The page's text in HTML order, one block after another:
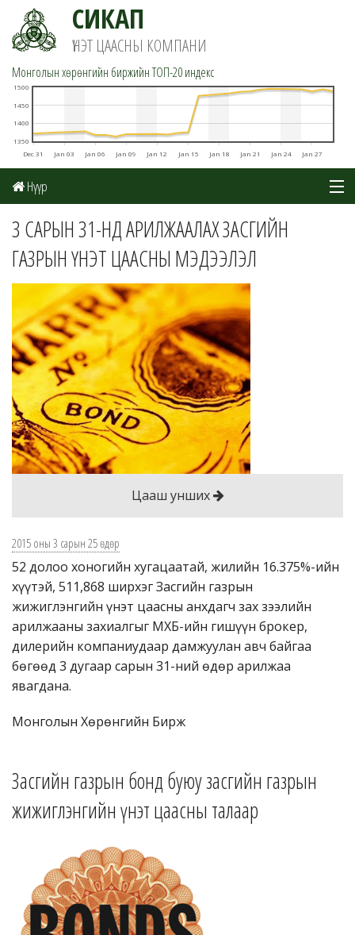
СИКАП
ҮНЭТ ЦААСНЫ КОМПАНИ
Монголын хөрөнгийн биржийн TOП-20 индекс
Dec 31 Jan 03 Jan 06 Jan 09 Jan 12 Jan 15 Jan 18 Jan 21 Jan 24 Jan 27
1350
1400
1450
1500
Нүүр
Мэдээ
Шинжилгээ
Цахим данс
Хувьцаат компаниуд
Зөвлөгөө
Данстай эсэхээ шалгах
Бидэнтэй холбогдох
Логин
English
日本語
3 САРЫН 31-НД АРИЛЖААЛАХ ЗАСГИЙН
ГАЗРЫН ҮНЭТ ЦААСНЫ МЭДЭЭЛЭЛ
Цааш унших
2015 оны 3 сарын 25 өдөр
52 долоо хоногийн хугацаатай, жилийн 16.375%-ийн
хүүтэй, 511,868 ширхэг Засгийн газрын
жижиглэнгийн үнэт цаасны анхдагч зах зээлийн
арилжааны захиалгыг МХБ-ийн гишүүн брокер,
дилерийн компаниудаар дамжуулан авч байгаа
бөгөөд 3 дугаар сарын 31-ний өдөр арилжаа
явагдана.
Монголын Хөрөнгийн Бирж
Засгийн газрын бонд буюу засгийн газрын
жижиглэнгийн үнэт цаасны талаар